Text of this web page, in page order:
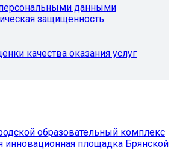
данными
защищенность
качества оказания услуг
образовательный комплекс
инновационная площадка Брянской